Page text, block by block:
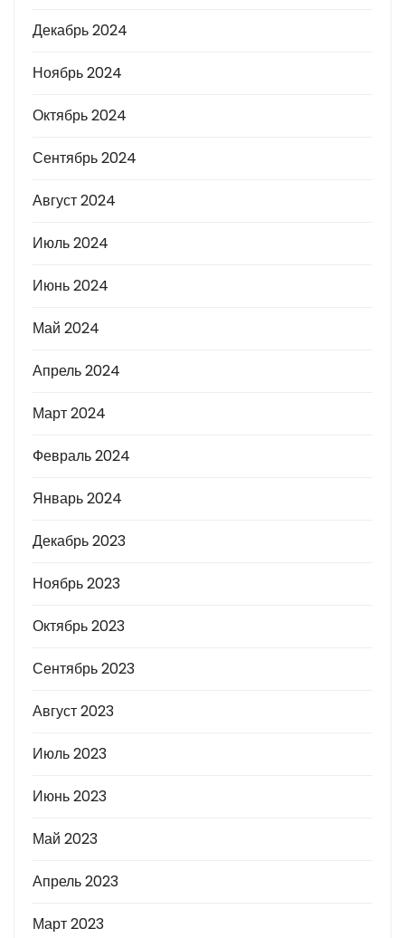
Декабрь 2024
Ноябрь 2024
Октябрь 2024
Сентябрь 2024
Август 2024
Июль 2024
Июнь 2024
Май 2024
Апрель 2024
Март 2024
Февраль 2024
Январь 2024
Декабрь 2023
Ноябрь 2023
Октябрь 2023
Сентябрь 2023
Август 2023
Июль 2023
Июнь 2023
Май 2023
Апрель 2023
Март 2023